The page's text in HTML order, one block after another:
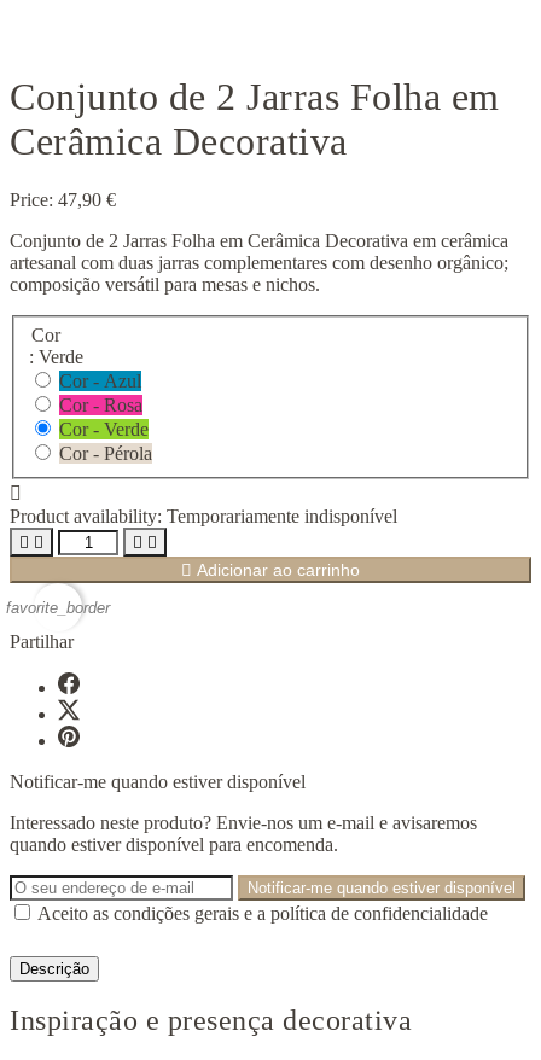
Conjunto de 2 Jarras Folha em
Cerâmica Decorativa
Price: 47,90 €
Conjunto de 2 Jarras Folha em Cerâmica Decorativa em cerâmica
artesanal com duas jarras complementares com desenho orgânico;
composição versátil para mesas e nichos.
Cor
: Verde
Cor - Azul
Cor - Rosa
Cor - Verde
Cor - Pérola

Product availability: Temporariamente indisponível
   
 Adicionar ao carrinho
favorite_border
Partilhar
Notificar-me quando estiver disponível
Interessado neste produto? Envie-nos um e-mail e avisaremos
quando estiver disponível para encomenda.
Notificar-me quando estiver disponível
Aceito as condições gerais e a política de confidencialidade
Descrição
Inspiração e presença decorativa